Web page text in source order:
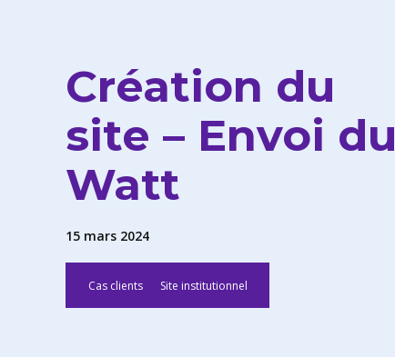
Création du
site – Envoi du
Watt
15 mars 2024
Cas clients Site institutionnel